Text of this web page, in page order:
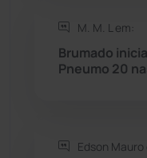
Tanhaçu
Tecnologia
M. M. L em:
Brumado
Pneumo 20
Edson Mauro